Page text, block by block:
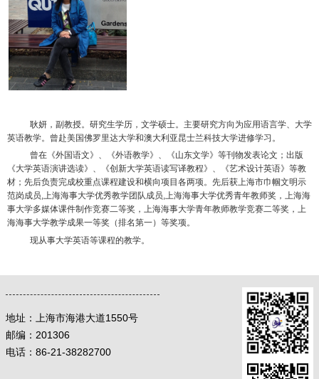
耿妍，副教授。研究生学历，文学硕士。主要研究方向为应用语言学、大学
英语教学。曾赴美国佛罗里达大学和澳大利亚昆士兰科技大学进修学习。
曾在《外国语文》、《外语教学》、《山东文学》等刊物发表论文；出版
《大学英语演讲选读》、《创新大学英语读写译教程》、《艺术设计英语》等教
材；先后负责完成校重点课程建设和横向项目各两项。先后获上海市巾帼文明示
范岗成员,上海海事大学优秀教学团队成员,上海海事大学优秀青年教师奖，上海海
事大学多媒体课件制作竞赛二等奖，上海海事大学青年教师教学竞赛二等奖，上
海海事大学教学成果一等奖（排名第一）等奖项。
现从事大学英语等课程的教学。
地址：
上海市海港大道1550号
邮编： 201306
电话：86-21-38282700